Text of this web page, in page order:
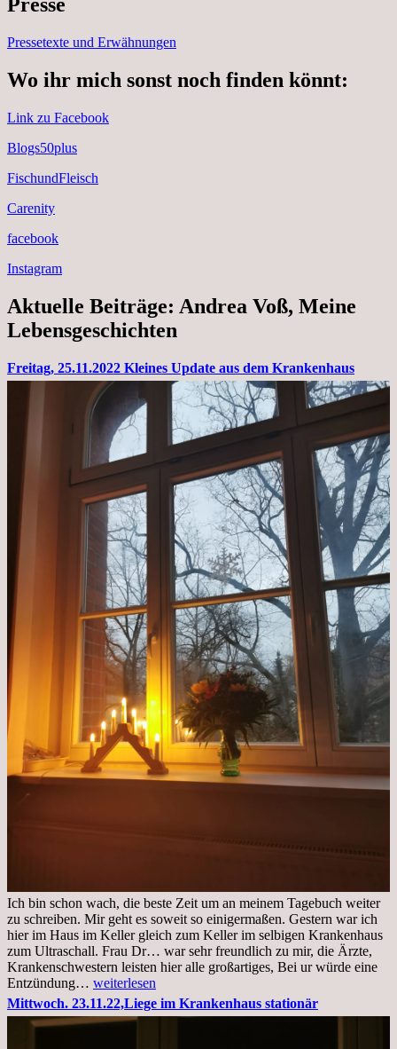
Pressetexte und Erwähnungen
Wo ihr mich sonst noch finden könnt:
Link zu Facebook
Blogs50plus
FischundFleisch
Carenity
facebook
Instagram
Aktuelle Beiträge: Andrea Voß, Meine
Lebensgeschichten
Freitag, 25.11.2022 Kleines Update aus dem Krankenhaus
Ich bin schon wach, die beste Zeit um an meinem Tagebuch weiter
zu schreiben. Mir geht es soweit so einigermaßen. Gestern war ich
hier im Haus im Keller gleich zum Keller im selbigen Krankenhaus
zum Ultraschall. Frau Dr… war sehr freundlich zu mir, die Ärzte,
Krankenschwestern leisten hier alle großartiges, Bei ur würde eine
Entzündung… Freitag,
25.11.2022
Kleines
weiterlesen
Mittwoch. 23.11.22,Liege im Krankenhaus stationär